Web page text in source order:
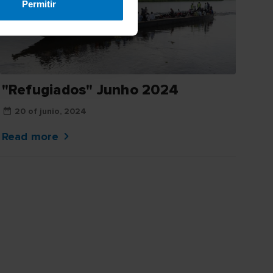
Permitir
"Refugiados" Junho 2024
20 of junio, 2024
Read more